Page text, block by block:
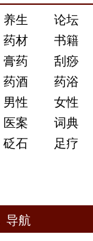
养生
论坛
药材
书籍
膏药
刮痧
药酒
药浴
男性
女性
医案
词典
砭石 足疗
导航